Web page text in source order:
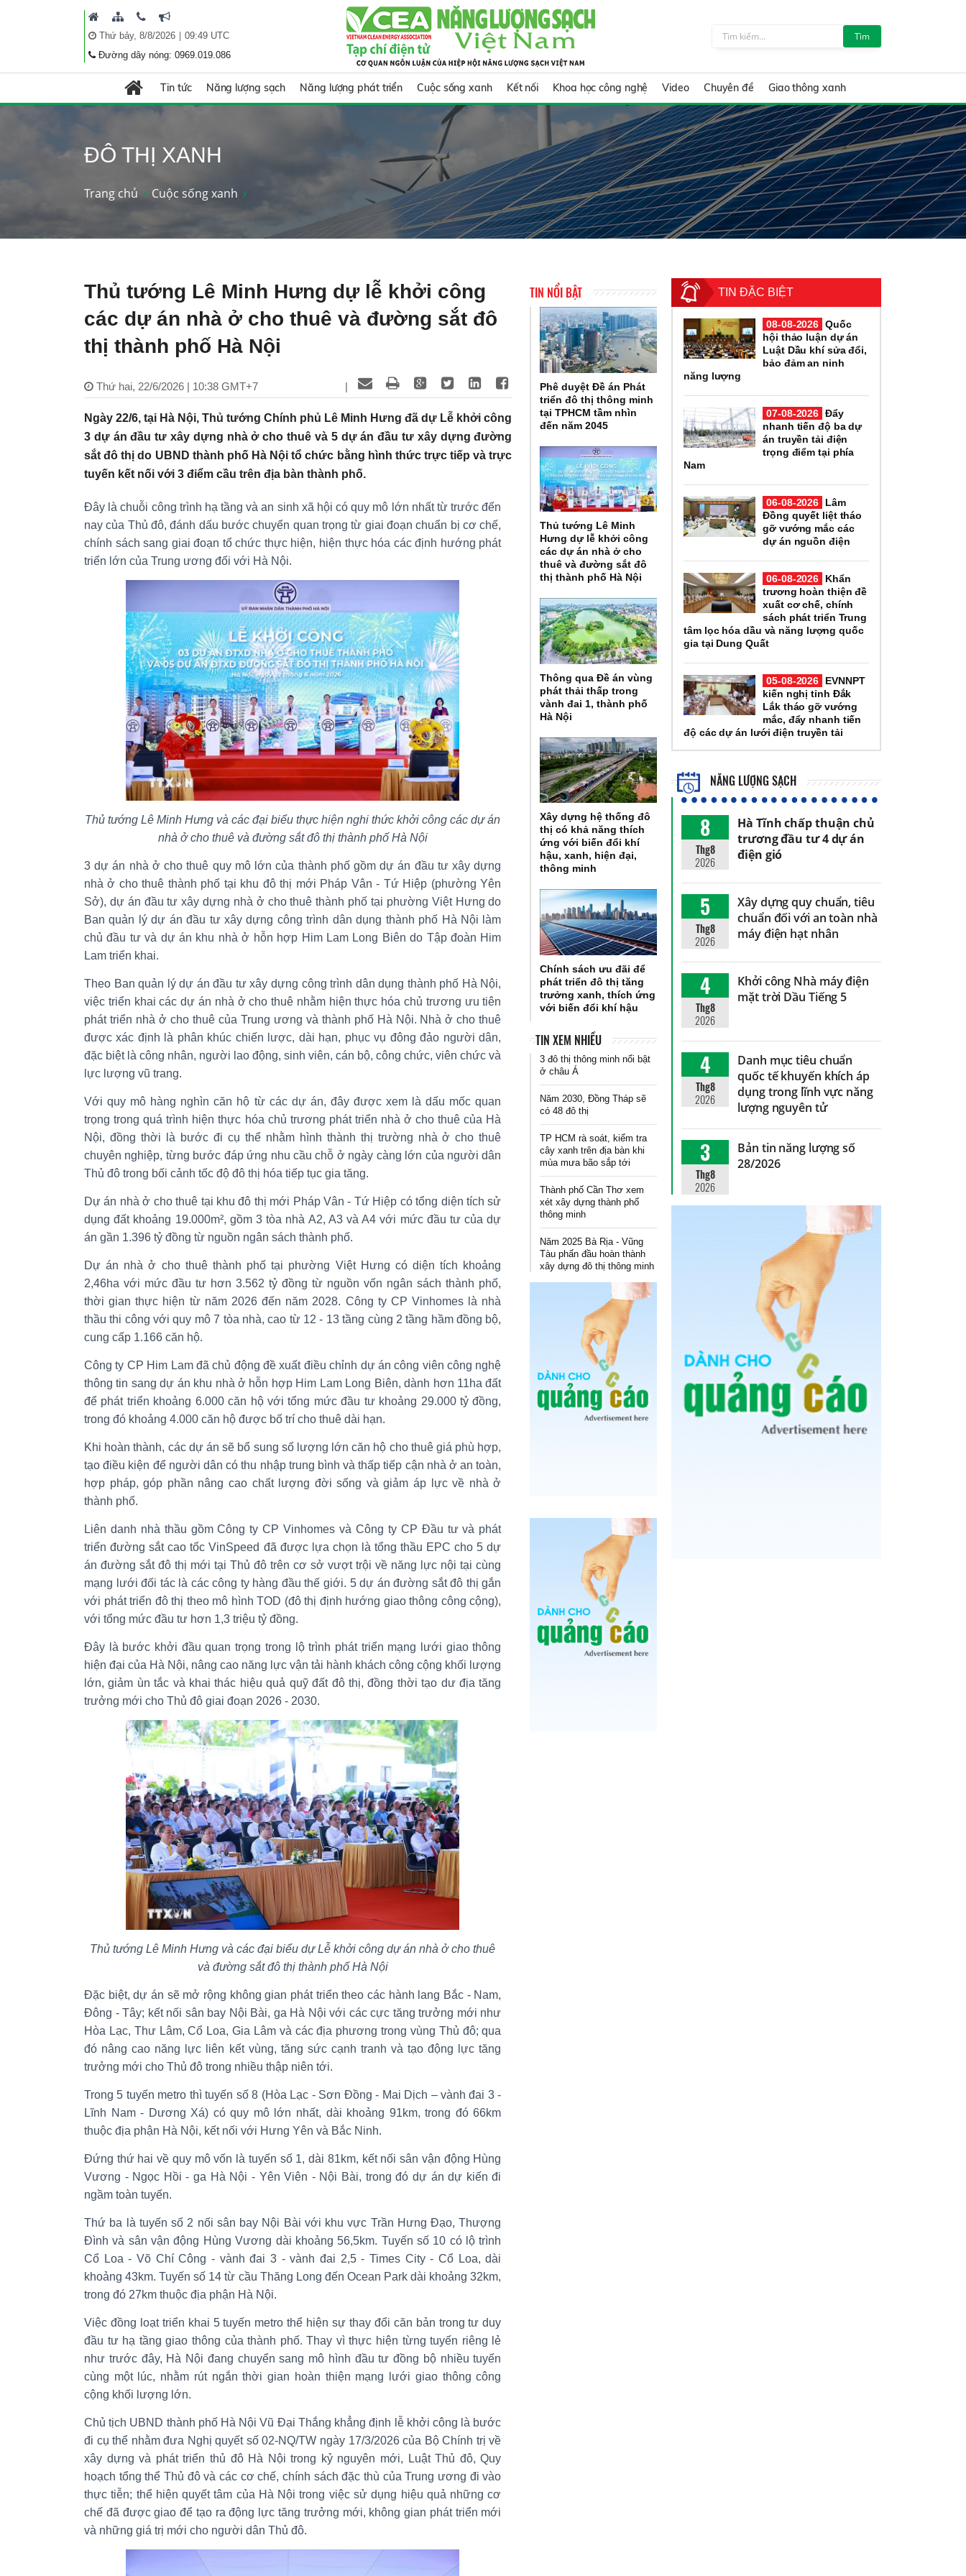
Thứ bảy, 8/8/2026| 09:49 UTC
Đường dây nóng: 0969.019.086
Tìm
Tin tức Năng lượng sạch Năng lượng phát triển Cuộc sống xanh Kết nối Khoa học công nghệ Video Chuyên đề Giao thông xanh
ĐÔ THỊ XANH
Trang chủ Cuộc sống xanh
Thủ tướng Lê Minh Hưng dự lễ khởi công
các dự án nhà ở cho thuê và đường sắt đô
thị thành phố Hà Nội
Thứ hai, 22/6/2026 | 10:38 GMT+7 |
Ngày 22/6, tại Hà Nội, Thủ tướng Chính phủ Lê Minh Hưng đã dự Lễ khởi công
3 dự án đầu tư xây dựng nhà ở cho thuê và 5 dự án đầu tư xây dựng đường
sắt đô thị do UBND thành phố Hà Nội tổ chức bằng hình thức trực tiếp và trực
tuyến kết nối với 3 điểm cầu trên địa bàn thành phố.
Đây là chuỗi công trình hạ tầng và an sinh xã hội có quy mô lớn nhất từ trước đến
nay của Thủ đô, đánh dấu bước chuyển quan trọng từ giai đoạn chuẩn bị cơ chế,
chính sách sang giai đoạn tổ chức thực hiện, hiện thực hóa các định hướng phát
triển lớn của Trung ương đối với Hà Nội.
Thủ tướng Lê Minh Hưng và các đại biểu thực hiện nghi thức khởi công các dự án
nhà ở cho thuê và đường sắt đô thị thành phố Hà Nội
3 dự án nhà ở cho thuê quy mô lớn của thành phố gồm dự án đầu tư xây dựng
nhà ở cho thuê thành phố tại khu đô thị mới Pháp Vân - Tứ Hiệp (phường Yên
Sở), dự án đầu tư xây dựng nhà ở cho thuê thành phố tại phường Việt Hưng do
Ban quản lý dự án đầu tư xây dựng công trình dân dụng thành phố Hà Nội làm
chủ đầu tư và dự án khu nhà ở hỗn hợp Him Lam Long Biên do Tập đoàn Him
Lam triển khai.
Theo Ban quản lý dự án đầu tư xây dựng công trình dân dụng thành phố Hà Nội,
việc triển khai các dự án nhà ở cho thuê nhằm hiện thực hóa chủ trương ưu tiên
phát triển nhà ở cho thuê của Trung ương và thành phố Hà Nội. Nhà ở cho thuê
được xác định là phân khúc chiến lược, dài hạn, phục vụ đông đảo người dân,
đặc biệt là công nhân, người lao động, sinh viên, cán bộ, công chức, viên chức và
lực lượng vũ trang.
Với quy mô hàng nghìn căn hộ từ các dự án, đây được xem là dấu mốc quan
trọng trong quá trình hiện thực hóa chủ trương phát triển nhà ở cho thuê của Hà
Nội, đồng thời là bước đi cụ thể nhằm hình thành thị trường nhà ở cho thuê
chuyên nghiệp, từng bước đáp ứng nhu cầu chỗ ở ngày càng lớn của người dân
Thủ đô trong bối cảnh tốc độ đô thị hóa tiếp tục gia tăng.
Dự án nhà ở cho thuê tại khu đô thị mới Pháp Vân - Tứ Hiệp có tổng diện tích sử
dụng đất khoảng 19.000m², gồm 3 tòa nhà A2, A3 và A4 với mức đầu tư của dự
án gần 1.396 tỷ đồng từ nguồn ngân sách thành phố.
Dự án nhà ở cho thuê thành phố tại phường Việt Hưng có diện tích khoảng
2,46ha với mức đầu tư hơn 3.562 tỷ đồng từ nguồn vốn ngân sách thành phố,
thời gian thực hiện từ năm 2026 đến năm 2028. Công ty CP Vinhomes là nhà
thầu thi công với quy mô 7 tòa nhà, cao từ 12 - 13 tầng cùng 2 tầng hầm đồng bộ,
cung cấp 1.166 căn hộ.
Công ty CP Him Lam đã chủ động đề xuất điều chỉnh dự án công viên công nghệ
thông tin sang dự án khu nhà ở hỗn hợp Him Lam Long Biên, dành hơn 11ha đất
để phát triển khoảng 6.000 căn hộ với tổng mức đầu tư khoảng 29.000 tỷ đồng,
trong đó khoảng 4.000 căn hộ được bố trí cho thuê dài hạn.
Khi hoàn thành, các dự án sẽ bổ sung số lượng lớn căn hộ cho thuê giá phù hợp,
tạo điều kiện để người dân có thu nhập trung bình và thấp tiếp cận nhà ở an toàn,
hợp pháp, góp phần nâng cao chất lượng đời sống và giảm áp lực về nhà ở
thành phố.
Liên danh nhà thầu gồm Công ty CP Vinhomes và Công ty CP Đầu tư và phát
triển đường sắt cao tốc VinSpeed đã được lựa chọn là tổng thầu EPC cho 5 dự
án đường sắt đô thị mới tại Thủ đô trên cơ sở vượt trội về năng lực nội tại cùng
mạng lưới đối tác là các công ty hàng đầu thế giới. 5 dự án đường sắt đô thị gắn
với phát triển đô thị theo mô hình TOD (đô thị định hướng giao thông công cộng),
với tổng mức đầu tư hơn 1,3 triệu tỷ đồng.
Đây là bước khởi đầu quan trọng trong lộ trình phát triển mạng lưới giao thông
hiện đại của Hà Nội, nâng cao năng lực vận tải hành khách công cộng khối lượng
lớn, giảm ùn tắc và khai thác hiệu quả quỹ đất đô thị, đồng thời tạo dư địa tăng
trưởng mới cho Thủ đô giai đoạn 2026 - 2030.
Thủ tướng Lê Minh Hưng và các đại biểu dự Lễ khởi công dự án nhà ở cho thuê
và đường sắt đô thị thành phố Hà Nội
Đặc biệt, dự án sẽ mở rộng không gian phát triển theo các hành lang Bắc - Nam,
Đông - Tây; kết nối sân bay Nội Bài, ga Hà Nội với các cực tăng trưởng mới như
Hòa Lạc, Thư Lâm, Cổ Loa, Gia Lâm và các địa phương trong vùng Thủ đô; qua
đó nâng cao năng lực liên kết vùng, tăng sức cạnh tranh và tạo động lực tăng
trưởng mới cho Thủ đô trong nhiều thập niên tới.
Trong 5 tuyến metro thì tuyến số 8 (Hòa Lạc - Sơn Đồng - Mai Dịch – vành đai 3 -
Lĩnh Nam - Dương Xá) có quy mô lớn nhất, dài khoảng 91km, trong đó 66km
thuộc địa phận Hà Nội, kết nối với Hưng Yên và Bắc Ninh.
Đứng thứ hai về quy mô vốn là tuyến số 1, dài 81km, kết nối sân vận động Hùng
Vương - Ngọc Hồi - ga Hà Nội - Yên Viên - Nội Bài, trong đó dự án dự kiến đi
ngầm toàn tuyến.
Thứ ba là tuyến số 2 nối sân bay Nội Bài với khu vực Trần Hưng Đạo, Thượng
Đình và sân vận động Hùng Vương dài khoảng 56,5km. Tuyến số 10 có lộ trình
Cổ Loa - Võ Chí Công - vành đai 3 - vành đai 2,5 - Times City - Cổ Loa, dài
khoảng 43km. Tuyến số 14 từ cầu Thăng Long đến Ocean Park dài khoảng 32km,
trong đó 27km thuộc địa phận Hà Nội.
Việc đồng loạt triển khai 5 tuyến metro thể hiện sự thay đổi căn bản trong tư duy
đầu tư hạ tầng giao thông của thành phố. Thay vì thực hiện từng tuyến riêng lẻ
như trước đây, Hà Nội đang chuyển sang mô hình đầu tư đồng bộ nhiều tuyến
cùng một lúc, nhằm rút ngắn thời gian hoàn thiện mạng lưới giao thông công
cộng khối lượng lớn.
Chủ tịch UBND thành phố Hà Nội Vũ Đại Thắng khẳng định lễ khởi công là bước
đi cụ thể nhằm đưa Nghị quyết số 02-NQ/TW ngày 17/3/2026 của Bộ Chính trị về
xây dựng và phát triển thủ đô Hà Nội trong kỷ nguyên mới, Luật Thủ đô, Quy
hoạch tổng thể Thủ đô và các cơ chế, chính sách đặc thù của Trung ương đi vào
thực tiễn; thể hiện quyết tâm của Hà Nội trong việc sử dụng hiệu quả những cơ
chế đã được giao để tạo ra động lực tăng trưởng mới, không gian phát triển mới
và những giá trị mới cho người dân Thủ đô.
TIN NỔI BẬT
Phê duyệt Đề án Phát
triển đô thị thông minh
tại TPHCM tầm nhìn
đến năm 2045
Thủ tướng Lê Minh
Hưng dự lễ khởi công
các dự án nhà ở cho
thuê và đường sắt đô
thị thành phố Hà Nội
Thông qua Đề án vùng
phát thải thấp trong
vành đai 1, thành phố
Hà Nội
Xây dựng hệ thống đô
thị có khả năng thích
ứng với biến đổi khí
hậu, xanh, hiện đại,
thông minh
Chính sách ưu đãi để
phát triển đô thị tăng
trưởng xanh, thích ứng
với biến đổi khí hậu
TIN XEM NHIỀU
3 đô thị thông minh nổi bật
ở châu Á
Năm 2030, Đồng Tháp sẽ
có 48 đô thị
TP HCM rà soát, kiểm tra
cây xanh trên địa bàn khi
mùa mưa bão sắp tới
Thành phố Cần Thơ xem
xét xây dựng thành phố
thông minh
Năm 2025 Bà Rịa - Vũng
Tàu phấn đầu hoàn thành
xây dựng đô thị thông minh
TIN ĐẶC BIỆT
08-08-2026 Quốc
hội thảo luận dự án
Luật Dầu khí sửa đổi,
bảo đảm an ninh
năng lượng
07-08-2026 Đẩy
nhanh tiến độ ba dự
án truyền tải điện
trọng điểm tại phía
Nam
06-08-2026
Lâm
Đồng quyết liệt tháo
gỡ vướng mắc các
dự án nguồn điện
06-08-2026
Khẩn
trương hoàn thiện đề
xuất cơ chế, chính
sách phát triển Trung
tâm lọc hóa dầu và năng lượng quốc
gia tại Dung Quất
05-08-2026
EVNNPT
kiến nghị tỉnh Đắk
Lắk tháo gỡ vướng
mắc, đẩy nhanh tiến
độ các dự án lưới điện truyền tải
NĂNG LƯỢNG SẠCH
8
Thg8
2026
Hà Tĩnh chấp thuận chủ
trương đầu tư 4 dự án
điện gió
5
Thg8
2026
Xây dựng quy chuẩn, tiêu
chuẩn đối với an toàn nhà
máy điện hạt nhân
4
Thg8
2026
Khởi công Nhà máy điện
mặt trời Dầu Tiếng 5
4
Thg8
2026
Danh mục tiêu chuẩn
quốc tế khuyến khích áp
dụng trong lĩnh vực năng
lượng nguyên tử
3
Thg8
2026
Bản tin năng lượng số
28/2026